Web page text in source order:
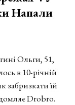
Напали
Ольги, 51,
в 10-річній
забризкати їй
Drobro.